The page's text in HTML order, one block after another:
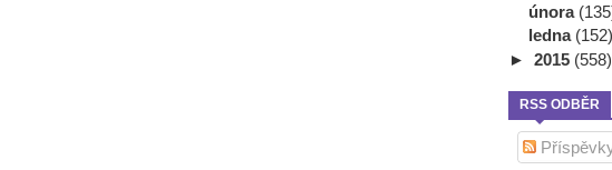
února
ledna (152)
► 2015 (558)
RSS ODBĚR